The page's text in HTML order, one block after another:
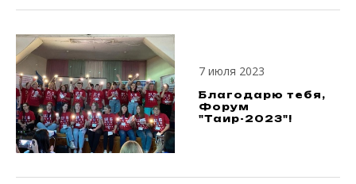
7 июля 2023
Благодарю тебя,
Форум
"Таир-2023"!